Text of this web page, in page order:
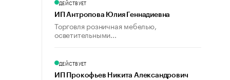
ДЕЙСТВУЕТ
ИП Антропова Юлия Геннадиевна
Торговля розничная мебелью,
осветительными...
ДЕЙСТВУЕТ
ИП Прокофьев Никита Александрович